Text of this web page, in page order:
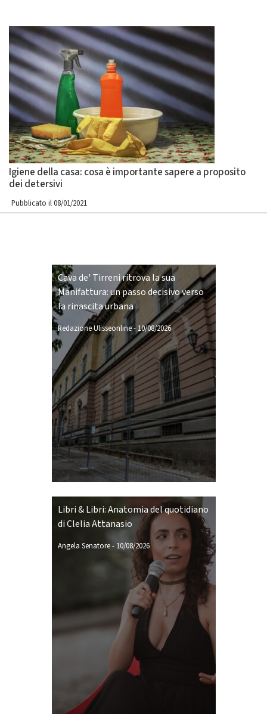
Igiene della casa: cosa è importante sapere a proposito
dei detersivi
Pubblicato il 08/01/2021
Cava de' Tirreni ritrova la sua
Manifattura: un passo decisivo verso
la rinascita urbana
Redazione Ulisseonline- 10/08/2026
Libri & Libri: Anatomia del quotidiano
di Clelia Attanasio
Angela Senatore- 10/08/2026